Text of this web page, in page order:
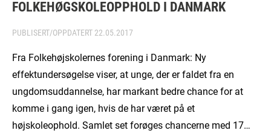
FOLKEHØGSKOLEOPPHOLD I DANMARK
PUBLISERT/OPPDATERT 22.05.2017
Fra Folkehøjskolernes forening i Danmark: Ny
effektundersøgelse viser, at unge, der er faldet fra en
ungdomsuddannelse, har markant bedre chance for at
komme i gang igen, hvis de har været på et
højskoleophold. Samlet set forøges chancerne med 17…